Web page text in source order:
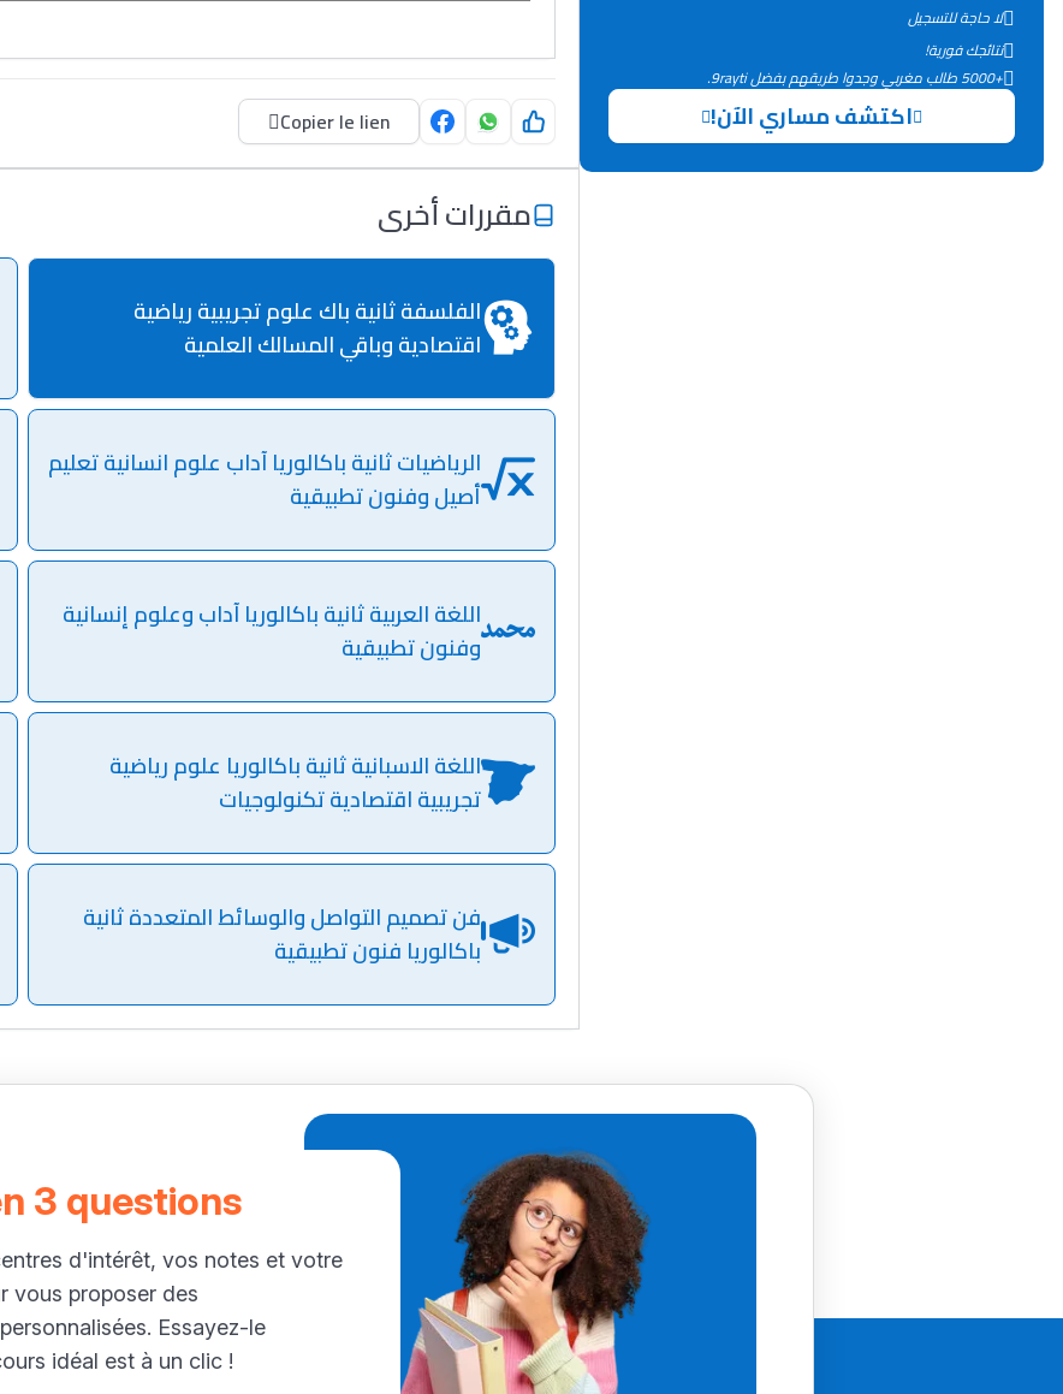
Copier le lien
مقررات أخرى
الفلسفة ثانية باك علوم تجريبية رياضية
اقتصادية وباقي المسالك العلمية
الرياضيات ثانية باكالوريا آداب علوم انسانية تعليم
أصيل وفنون تطبيقية
اللغة العربية ثانية باكالوريا آداب وعلوم إنسانية
وفنون تطبيقية
اللغة الاسبانية ثانية باكالوريا علوم رياضية
تجريبية اقتصادية تكنولوجيات
فن تصميم التواصل والوسائط المتعددة ثانية
باكالوريا فنون تطبيقية
لا حاجة للتسجيل
نتائجك فورية!
+5000 طالب مغربي وجدوا طريقهم بفضل 9rayti.
اكتشف مساري الآن!
3 questions
d'intérêt, vos notes et votre
vous proposer des
Essayez-le
idéal est à un clic !